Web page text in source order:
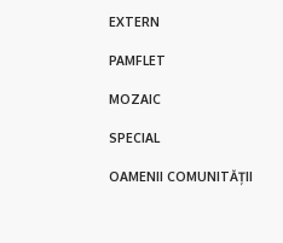
EXTERN
PAMFLET
MOZAIC
SPECIAL
OAMENII COMUNITĂȚII